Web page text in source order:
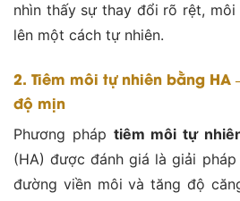
nhìn thấy sự thay đổi rõ rệt, môi
lên một cách tự nhiên.
2. Tiêm môi tự nhiên bằng HA
độ mịn
Phương pháp tiêm môi tự
(HA) được đánh giá là giải
đường viền môi và tăng độ